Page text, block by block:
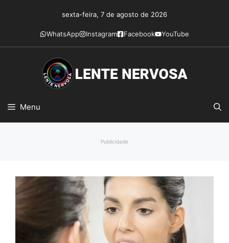
conteúdo
sexta-feira, 7 de agosto de 2026
WhatsApp Instagram Facebook YouTube
Menu
Publicidade